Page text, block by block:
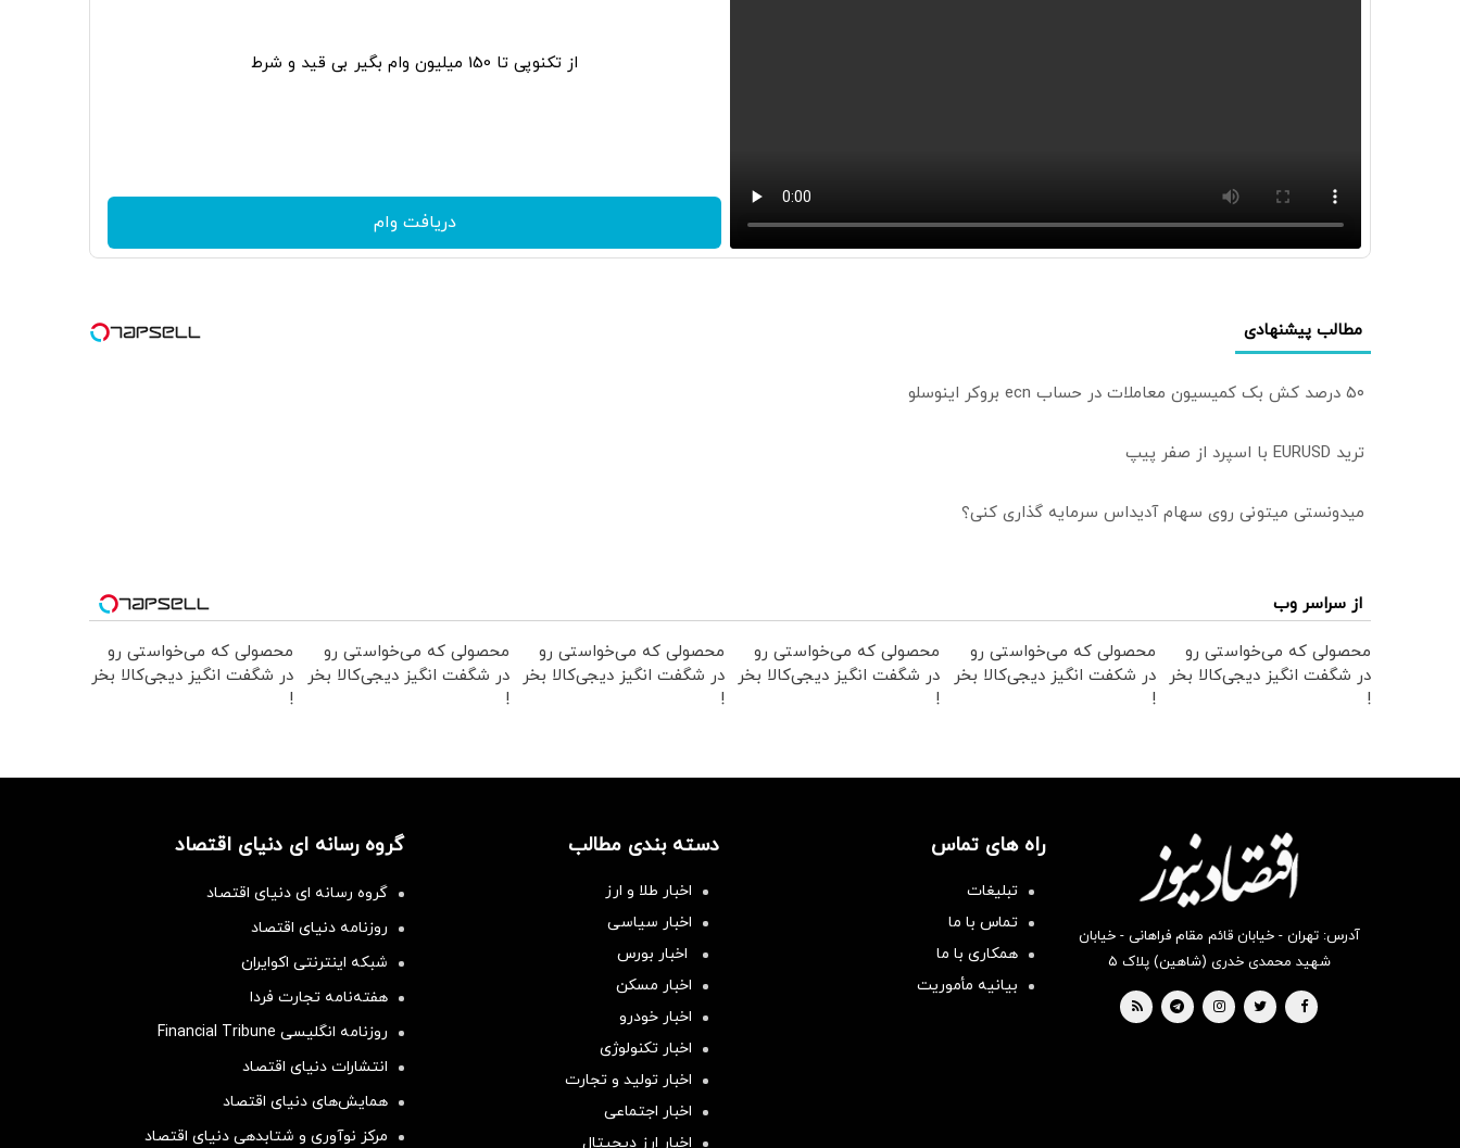
از تکنوپی تا 150 میلیون وام بگیر بی قید و شرط
دریافت وام
مطالب پیشنهادی
۵۰ درصد کش بک کمیسیون معاملات در حساب ecn بروکر اینوسلو
ترید EURUSD با اسپرد از صفر پیپ
میدونستی میتونی روی سهام آدیداس سرمایه گذاری کنی؟
از سراسر وب
محصولی که می‌خواستی رو
در شگفت انگیز دیجی‌کالا بخر
!
محصولی که می‌خواستی رو
در شکفت انگیز دیجی‌کالا بخر
!
محصولی که می‌خواستی رو
در شگفت انگیز دیجی‌کالا بخر
!
محصولی که می‌خواستی رو
در شگفت انگیز دیجی‌کالا بخر
!
محصولی که می‌خواستی رو
در شگفت انگیز دیجی‌کالا بخر
!
محصولی که می‌خواستی رو
در شگفت انگیز دیجی‌کالا بخر
!
آدرس: تهران - خیابان قائم مقام فراهانی - خیابان
شهید محمدی خدری (شاهین) پلاک ۵
راه های تماس
تبلیغات
تماس با ما
همکاری با ما
بیانیه مأموریت
دسته بندی مطالب
اخبار طلا و ارز
اخبار سیاسی
اخبار بورس
اخبار مسکن
اخبار خودرو
اخبار تکنولوژی
اخبار تولید و تجارت
اخبار اجتماعی
اخبار ارز دیجیتال
گروه رسانه ای دنیای اقتصاد
گروه رسانه ای دنیای اقتصاد
روزنامه دنیای اقتصاد
شبکه اینترنتی اکوایران
هفته‌نامه تجارت فردا
روزنامه انگلیسی Financial Tribune
انتشارات دنیای اقتصاد
همایش‌های دنیای اقتصاد
مرکز نوآوری و شتابدهی دنیای اقتصاد